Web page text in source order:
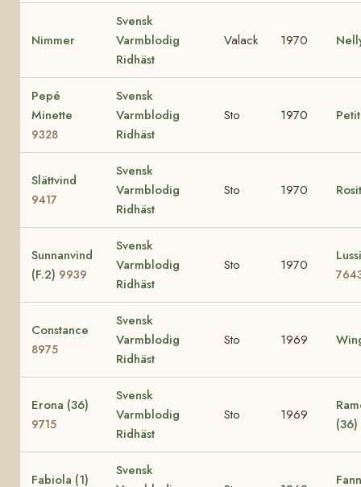
Nimmer
Svensk
Varmblodig
Ridhäst
Valack 1970
Pepé
Minette
9328
Svensk
Varmblodig
Ridhäst
Sto 1970
Slättvind
9417
Svensk
Varmblodig
Ridhäst
Sto 1970
Sunnanvind
(F.2) 9939
Svensk
Varmblodig
Ridhäst
Sto 1970
Constance
8975
Svensk
Varmblodig
Ridhäst
Sto 1969
Erona (36)
9715
Svensk
Varmblodig
Ridhäst
Sto 1969
(36)
Fabiola (1)
Svensk